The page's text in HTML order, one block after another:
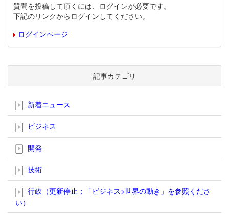
質問を投稿して頂くには、ログインが必要です。
下記のリンクからログインしてください。
ログインページ
記事カテゴリ
新着ニュース
ビジネス
開発
技術
行政（更新停止；「ビジネス>世界の動き」を参照くださ
い）